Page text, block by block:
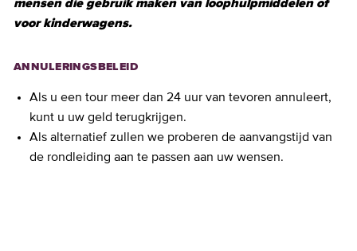
mensen die gebruik maken van loophulpmiddelen of
voor kinderwagens.
ANNULERINGSBELEID
Als u een tour meer dan 24 uur van tevoren annuleert,
kunt u uw geld terugkrijgen.
Als alternatief zullen we proberen de aanvangstijd van
de rondleiding aan te passen aan uw wensen.